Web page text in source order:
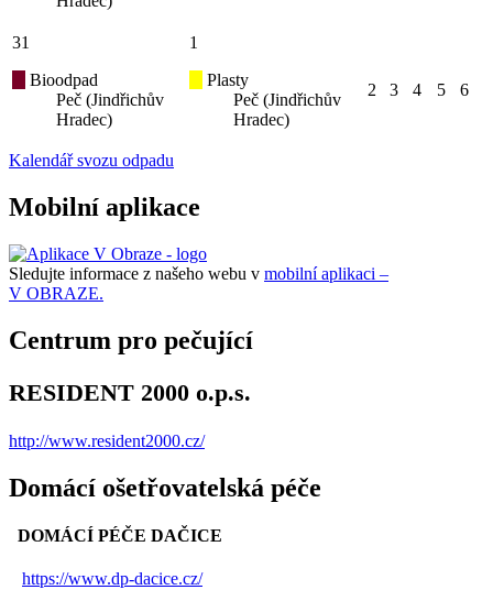
31
Bioodpad
Peč (Jindřichův
Hradec)
1
Plasty
Peč (Jindřichův
Hradec)
2 3 4 5 6
Kalendář svozu odpadu
Mobilní aplikace
Sledujte informace z našeho webu v mobilní aplikaci –
V OBRAZE.
Centrum pro pečující
RESIDENT 2000 o.p.s.
http://www.resident2000.cz/
Domácí ošetřovatelská péče
DOMÁCÍ PÉČE DAČICE
https://www.dp-dacice.cz/